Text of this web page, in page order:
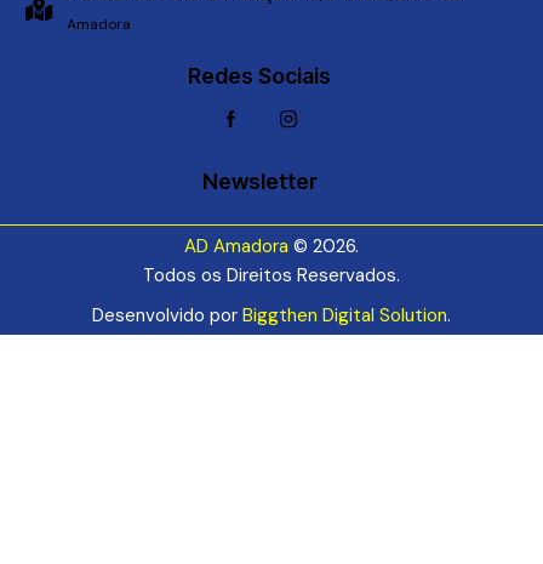
Amadora
Redes Sociais
Newsletter
AD Amadora © 2026.
Todos os Direitos Reservados.
Desenvolvido por Biggthen Digital Solution.